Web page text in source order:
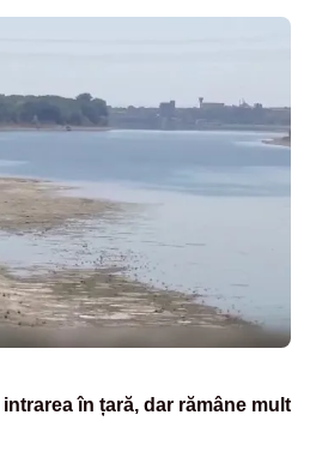
în țară, dar rămâne mult